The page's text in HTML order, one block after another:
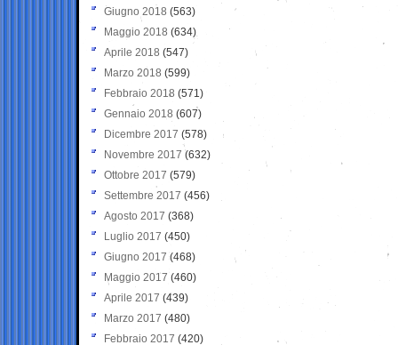
Giugno 2018 (563)
Maggio 2018 (634)
Aprile 2018 (547)
Marzo 2018 (599)
Febbraio 2018 (571)
Gennaio 2018 (607)
Dicembre 2017 (578)
Novembre 2017 (632)
Ottobre 2017 (579)
Settembre 2017 (456)
Agosto 2017 (368)
Luglio 2017 (450)
Giugno 2017 (468)
Maggio 2017 (460)
Aprile 2017 (439)
Marzo 2017 (480)
Febbraio 2017 (420)